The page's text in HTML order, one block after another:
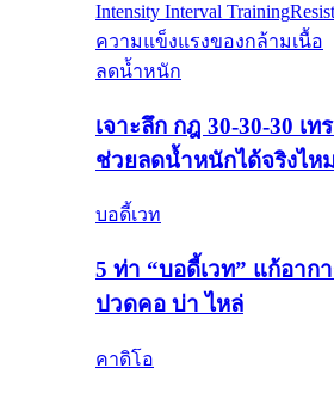
Intensity Interval Training
ความแข็งแรงของกล้ามเนื้อ
ลดน้ำหนัก
เจาะลึก กฎ 30-30-30 เ
ช่วยลดน้ำหนักได้จริงไห
บอดี้เวท
5 ท่า “บอดี้เวท” แก้อา
ปวดคอ บ่า ไหล่
คาดิโอ